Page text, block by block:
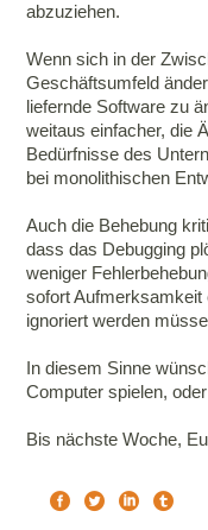
abzuziehen.
Wenn sich in der
Geschäftsumfeld
liefernde Software zu
weitaus einfacher, die
Bedürfnisse des
bei monolithischen
Auch die Behebung
dass das Debugging
weniger
sofort Aufmerksamkeit
ignoriert werden
In diesem Sinne
Computer spielen,
Bis nächste Woche,